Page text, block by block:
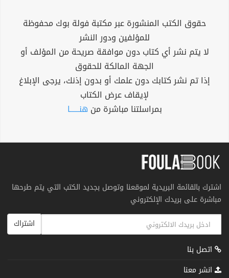
حقوق الكتب المنشورة عبر مكتبة فولة بوك محفوظة
للمؤلفين ودور النشر
لا يتم نشر أي كتاب دون موافقة صريحة من المؤلف أو
الجهة المالكة للحقوق
إذا تم نشر كتابك دون علمك أو بدون إذنك، يرجى الإبلاغ
لإيقاف عرض الكتاب
بمراسلتنا مباشرة من هنــــــا
اشترك بالقائمة البريدية لموقعنا وتوصل بجديد الكتب التي يتم طرحها
مباشرة على بريدك الإلكتروني
اشتراك
اتصل بنا
انشر معنا